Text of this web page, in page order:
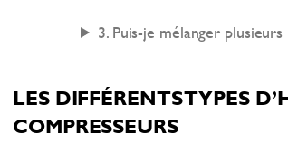
3. Puis-je mélanger
LES DIFFÉRENTS TYPES
COMPRESSEURS